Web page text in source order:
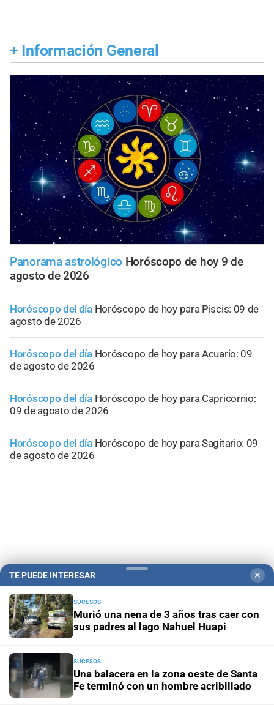
+ Información General
Panorama astrológico Horóscopo de hoy 9 de
agosto de 2026
Horóscopo del día Horóscopo de hoy para Piscis: 09 de
agosto de 2026
Horóscopo del día Horóscopo de hoy para Acuario: 09
de agosto de 2026
Horóscopo del día Horóscopo de hoy para Capricornio:
09 de agosto de 2026
Horóscopo del día Horóscopo de hoy para Sagitario: 09
de agosto de 2026
Campolitoral Revista Nosotros Clasificados CYD Litoral
Podcasts Mirador Provincial
Notife Educacion SF
TE PUEDE INTERESAR ✕
SUCESOS
Murió una nena de 3 años tras caer con
sus padres al lago Nahuel Huapi
SUCESOS
Una balacera en la zona oeste de Santa
Fe terminó con un hombre acribillado